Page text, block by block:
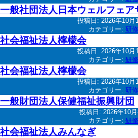
一般社団法人日本ウェルフェア
投稿日: 2026年10月
カテゴリー: 研修
社会福祉法人檸檬会
投稿日: 2026年10月
カテゴリー: 研修
社会福祉法人檸檬会
投稿日: 2026年10月
カテゴリー: 研修
一般財団法人保健福祉振興財団
投稿日: 2026年10月
カテゴリー: 研修
社会福祉法人みんなぎ